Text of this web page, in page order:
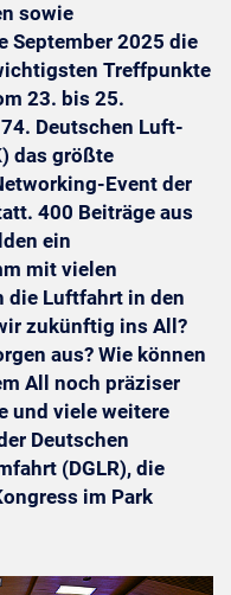
sowie
September 2025 die
Treffpunkte
23. bis 25.
Deutschen Luft-
das größte
Event der
400 Beiträge aus
ein
mit vielen
die Luftfahrt in den
zukünftig ins All?
aus? Wie können
All noch präziser
und viele weitere
Deutschen
(DGLR), die
im Park